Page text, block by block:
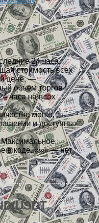
24 часа.
стоимость всех
цене. —
объем торгов
часа на всех
—
монет,
и доступных
Максимальное
в коде. «∞» — нет
USDT